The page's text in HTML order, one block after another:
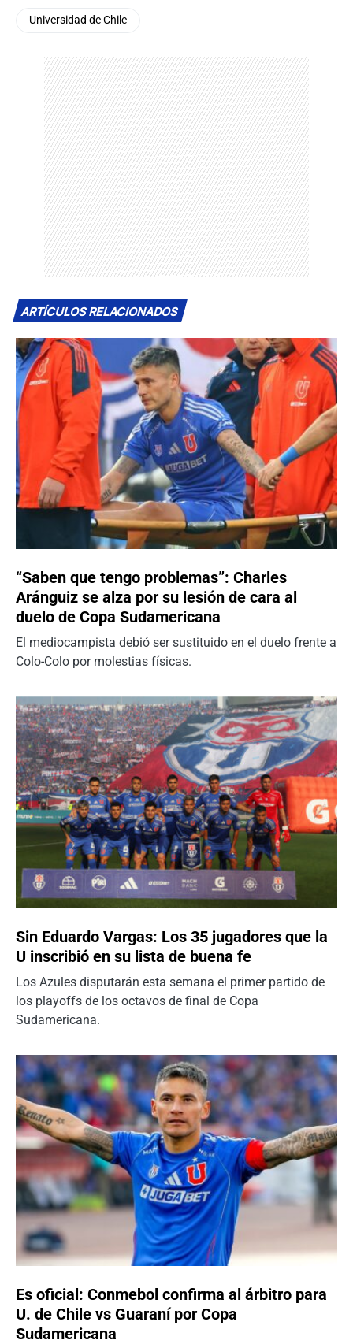
Universidad de Chile
ARTÍCULOS RELACIONADOS
“Saben que tengo problemas”: Charles
Aránguiz se alza por su lesión de cara al
duelo de Copa Sudamericana
El mediocampista debió ser sustituido en el duelo frente a
Colo-Colo por molestias físicas.
Sin Eduardo Vargas: Los 35 jugadores que la
U inscribió en su lista de buena fe
Los Azules disputarán esta semana el primer partido de
los playoffs de los octavos de final de Copa
Sudamericana.
Es oficial: Conmebol confirma al árbitro para
U. de Chile vs Guaraní por Copa
Sudamericana